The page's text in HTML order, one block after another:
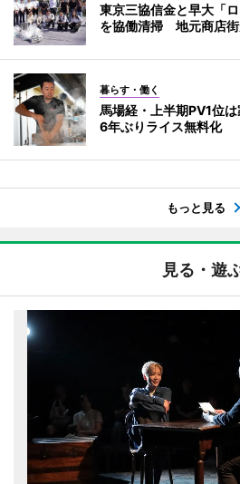
東京三協信金と早大「
を協働清掃 地元商店街
暮らす・働く
馬場経・上半期PV1位
6年ぶりライス無料化
もっと見る
見る・遊